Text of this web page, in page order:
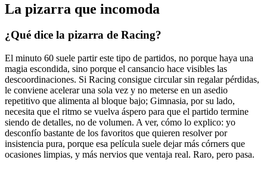
La pizarra que incomoda
¿Qué dice la pizarra de Racing?
El minuto 60 suele partir este tipo de partidos, no porque haya una
magia escondida, sino porque el cansancio hace visibles las
descoordinaciones. Si Racing consigue circular sin regalar pérdidas,
le conviene acelerar una sola vez y no meterse en un asedio
repetitivo que alimenta al bloque bajo; Gimnasia, por su lado,
necesita que el ritmo se vuelva áspero para que el partido termine
siendo de detalles, no de volumen. A ver, cómo lo explico: yo
desconfío bastante de los favoritos que quieren resolver por
insistencia pura, porque esa película suele dejar más córners que
ocasiones limpias, y más nervios que ventaja real. Raro, pero pasa.